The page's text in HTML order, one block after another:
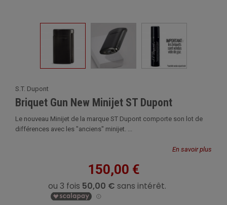
S.T. Dupont
Briquet Gun New Minijet ST Dupont
Le nouveau Minijet de la marque ST Dupont comporte son lot de
différences avec les "anciens" minijet. ...
En savoir plus
150,00 €